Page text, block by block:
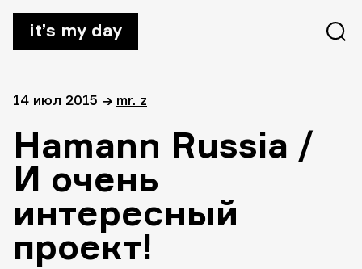
it’s my day
14 июл 2015 → mr. z
Hamann Russia /
И очень
интересный
проект!